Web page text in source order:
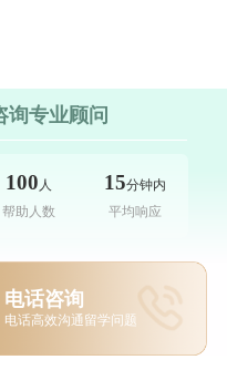
意转载，版权归原作者
归原作者所有。如有侵
。
询专业顾问
100 人
帮助人数
15分钟内
平均响应
电话咨询
电话高效沟通留学问题